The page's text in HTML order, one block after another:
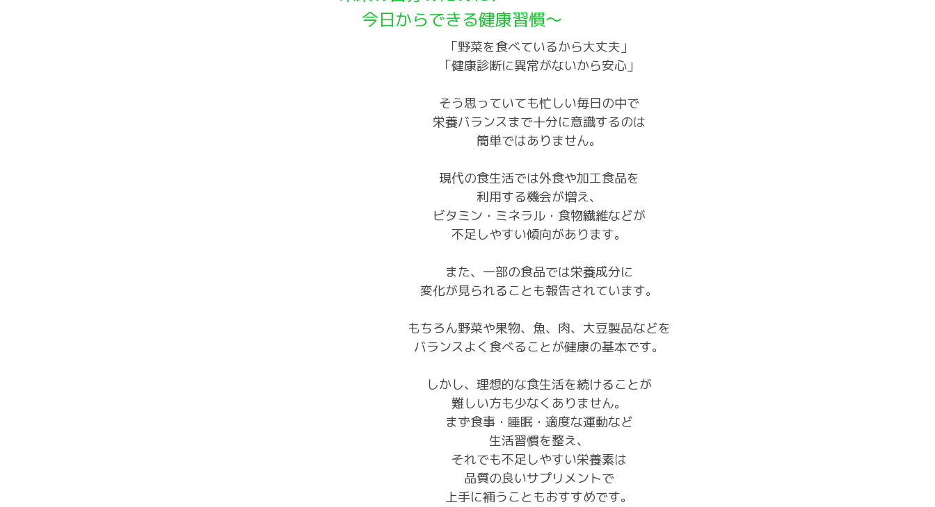
今日からできる健康習慣～
「野菜を食べているから大丈夫」
「健康診断に異常がないから安心」
そう思っていても忙しい毎日の中で
栄養バランスまで十分に意識するのは
簡単ではありません。
現代の食生活では外食や加工食品を
利用する機会が増え、
ビタミン・ミネラル・食物繊維などが
不足しやすい傾向があります。
また、一部の食品では栄養成分に
変化が見られることも報告されています。
もちろん野菜や果物、魚、肉、大豆製品などを
バランスよく食べることが健康の基本です。
しかし、理想的な食生活を続けることが
難しい方も少なくありません。
まず食事・睡眠・適度な運動など
生活習慣を整え、
それでも不足しやすい栄養素は
品質の良いサプリメントで
上手に補うこともおすすめです。